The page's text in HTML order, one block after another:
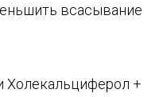
всасывание
Холекальциферол +